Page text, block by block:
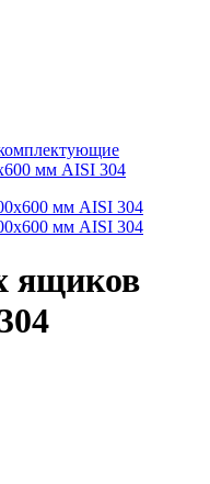
мм AISI 304
ящиков